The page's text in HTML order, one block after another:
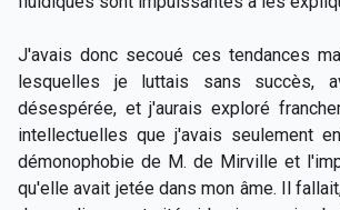
J'avais donc secoué ces tendances
lesquelles je luttais sans succès,
désespérée, et j'aurais exploré
intellectuelles que j'avais seulement
démonophobie de M. de Mirville et
qu'elle avait jetée dans mon âme. Il